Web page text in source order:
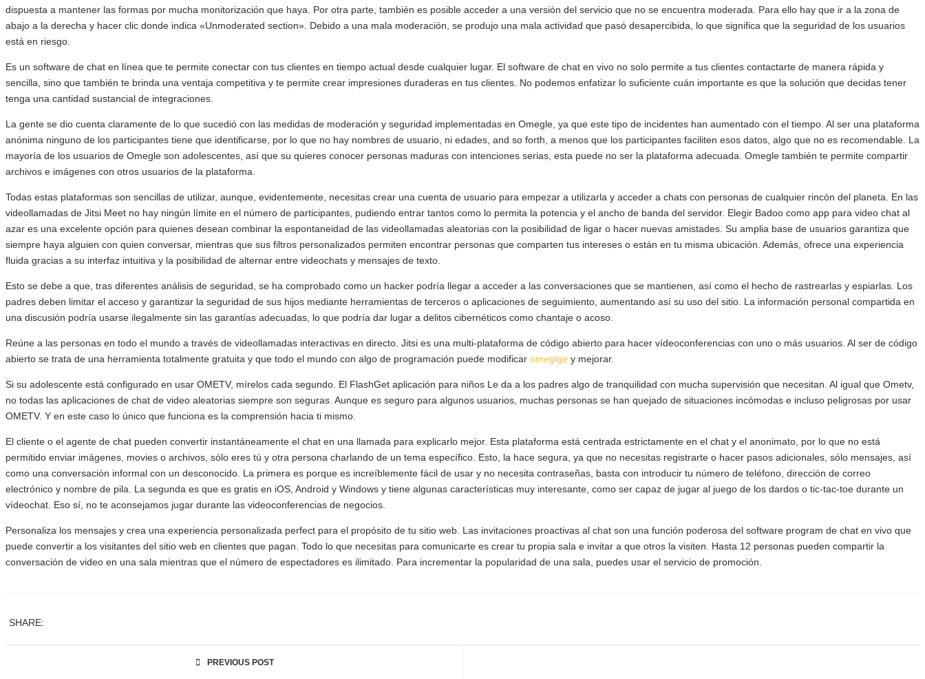
dispuesta a mantener las formas por mucha monitorización que haya. Por otra parte, también es posible acceder a una versión del servicio que no se encuentra moderada. Para ello hay que ir a la zona de
abajo a la derecha y hacer clic donde indica «Unmoderated section». Debido a una mala moderación, se produjo una mala actividad que pasó desapercibida, lo que significa que la seguridad de los usuarios
está en riesgo.
Es un software de chat en línea que te permite conectar con tus clientes en tiempo actual desde cualquier lugar. El software de chat en vivo no solo permite a tus clientes contactarte de manera rápida y
sencilla, sino que también te brinda una ventaja competitiva y te permite crear impresiones duraderas en tus clientes. No podemos enfatizar lo suficiente cuán importante es que la solución que decidas tener
tenga una cantidad sustancial de integraciones.
La gente se dio cuenta claramente de lo que sucedió con las medidas de moderación y seguridad implementadas en Omegle, ya que este tipo de incidentes han aumentado con el tiempo. Al ser una plataforma
anónima ninguno de los participantes tiene que identificarse, por lo que no hay nombres de usuario, ni edades, and so forth, a menos que los participantes faciliten esos datos, algo que no es recomendable. La
mayoría de los usuarios de Omegle son adolescentes, así que su quieres conocer personas maduras con intenciones serias, esta puede no ser la plataforma adecuada. Omegle también te permite compartir
archivos e imágenes con otros usuarios de la plataforma.
Todas estas plataformas son sencillas de utilizar, aunque, evidentemente, necesitas crear una cuenta de usuario para empezar a utilizarla y acceder a chats con personas de cualquier rincón del planeta. En las
videollamadas de Jitsi Meet no hay ningún límite en el número de participantes, pudiendo entrar tantos como lo permita la potencia y el ancho de banda del servidor. Elegir Badoo como app para video chat al
azar es una excelente opción para quienes desean combinar la espontaneidad de las videollamadas aleatorias con la posibilidad de ligar o hacer nuevas amistades. Su amplia base de usuarios garantiza que
siempre haya alguien con quien conversar, mientras que sus filtros personalizados permiten encontrar personas que comparten tus intereses o están en tu misma ubicación. Además, ofrece una experiencia
fluida gracias a su interfaz intuitiva y la posibilidad de alternar entre videochats y mensajes de texto.
Esto se debe a que, tras diferentes análisis de seguridad, se ha comprobado como un hacker podría llegar a acceder a las conversaciones que se mantienen, así como el hecho de rastrearlas y espiarlas. Los
padres deben limitar el acceso y garantizar la seguridad de sus hijos mediante herramientas de terceros o aplicaciones de seguimiento, aumentando así su uso del sitio. La información personal compartida en
una discusión podría usarse ilegalmente sin las garantías adecuadas, lo que podría dar lugar a delitos cibernéticos como chantaje o acoso.
Reúne a las personas en todo el mundo a través de videollamadas interactivas en directo. Jitsi es una multi-plataforma de código abierto para hacer vídeoconferencias con uno o más usuarios. Al ser de código
abierto se trata de una herramienta totalmente gratuita y que todo el mundo con algo de programación puede modificar omeglge y mejorar.
Si su adolescente está configurado en usar OMETV, mírelos cada segundo. El FlashGet aplicación para niños Le da a los padres algo de tranquilidad con mucha supervisión que necesitan. Al igual que Ometv,
no todas las aplicaciones de chat de video aleatorias siempre son seguras. Aunque es seguro para algunos usuarios, muchas personas se han quejado de situaciones incómodas e incluso peligrosas por usar
OMETV. Y en este caso lo único que funciona es la comprensión hacia ti mismo.
El cliente o el agente de chat pueden convertir instantáneamente el chat en una llamada para explicarlo mejor. Esta plataforma está centrada estrictamente en el chat y el anonimato, por lo que no está
permitido enviar imágenes, movies o archivos, sólo eres tú y otra persona charlando de un tema específico. Esto, la hace segura, ya que no necesitas registrarte o hacer pasos adicionales, sólo mensajes, así
como una conversación informal con un desconocido. La primera es porque es increíblemente fácil de usar y no necesita contraseñas, basta con introducir tu número de teléfono, dirección de correo
electrónico y nombre de pila. La segunda es que es gratis en iOS, Android y Windows y tiene algunas características muy interesante, como ser capaz de jugar al juego de los dardos o tic-tac-toe durante un
vídeochat. Eso sí, no te aconsejamos jugar durante las videoconferencias de negocios.
Personaliza los mensajes y crea una experiencia personalizada perfect para el propósito de tu sitio web. Las invitaciones proactivas al chat son una función poderosa del software program de chat en vivo que
puede convertir a los visitantes del sitio web en clientes que pagan. Todo lo que necesitas para comunicarte es crear tu propia sala e invitar a que otros la visiten. Hasta 12 personas pueden compartir la
conversación de video en una sala mientras que el número de espectadores es ilimitado. Para incrementar la popularidad de una sala, puedes usar el servicio de promoción.
SHARE:
PREVIOUS POST